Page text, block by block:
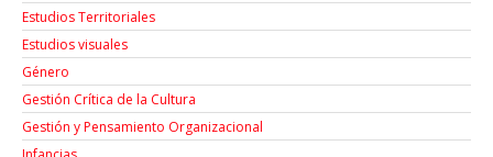
Estudios Territoriales
Estudios visuales
Género
Gestión Crítica de la Cultura
Gestión y Pensamiento Organizacional